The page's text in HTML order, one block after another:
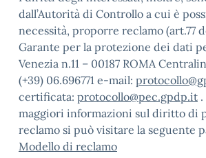
dall’Autorità di Controllo a cui è
necessità, proporre reclamo (art.77
Garante per la protezione dei dati
Venezia n.11 – 00187 ROMA
(+39) 06.696771 e-mail:
certificata: protocollo@pec.gpdp.it
maggiori informazioni sul diritto di
reclamo si può visitare la seguente
Modello di reclamo